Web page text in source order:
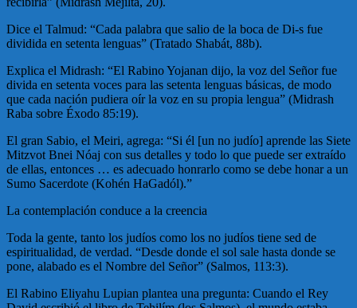
Dice el Talmud: “Cada palabra que salio de la boca de Di-s fue
dividida en setenta lenguas” (Tratado Shabát, 88b).
Explica el Midrash: “El Rabino Yojanan dijo, la voz del Señor fue
divida en setenta voces para las setenta lenguas básicas, de modo
que cada nación pudiera oír la voz en su propia lengua” (Midrash
Raba sobre Éxodo 85:19).
El gran Sabio, el Meiri, agrega: “Si él [un no judío] aprende las Siete
Mitzvot Bnei Nóaj con sus detalles y todo lo que puede ser extraído
de ellas, entonces … es adecuado honrarlo como se debe honar a un
Sumo Sacerdote (Kohén HaGadól).”
La contemplación conduce a la creencia
Toda la gente, tanto los judíos como los no judíos tiene sed de
espiritualidad, de verdad. “Desde donde el sol sale hasta donde se
pone, alabado es el Nombre del Señor” (Salmos, 113:3).
El Rabino Eliyahu Lupian plantea una pregunta: Cuando el Rey